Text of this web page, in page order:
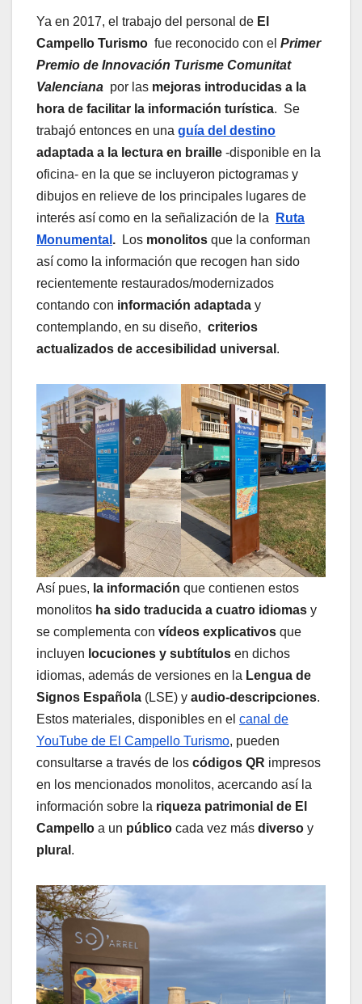
Ya en 2017, el trabajo del personal de El
Campello Turismo fue reconocido con el Primer
Premio de Innovación Turisme Comunitat
Valenciana por las mejoras introducidas a la
hora de facilitar la información turística. Se
trabajó entonces en una guía del destino
adaptada a la lectura en braille -disponible en la
oficina- en la que se incluyeron pictogramas y
dibujos en relieve de los principales lugares de
interés así como en la señalización de la
Ruta
Monumental . Los monolitos que la conforman
así como la información que recogen han sido
recientemente restaurados/modernizados
contando con información adaptada y
contemplando, en su diseño, criterios
actualizados de accesibilidad universal .
Así pues, la información que contienen estos
monolitos ha sido traducida a cuatro idiomas y
se complementa con vídeos explicativos que
incluyen locuciones y subtítulos en dichos
idiomas, además de versiones en la Lengua de
Signos Española (LSE) y audio-descripciones.
Estos materiales, disponibles en el canal de
YouTube de El Campello Turismo, pueden
consultarse a través de los códigos QR impresos
en los mencionados monolitos, acercando así la
información sobre la riqueza patrimonial de El
Campello a un público cada vez más diverso y
plural .